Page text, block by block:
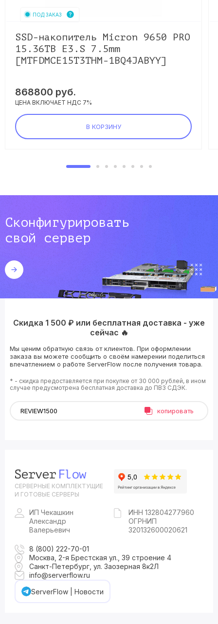
ПОД ЗАКАЗ
SSD-накопитель Micron 9650 PRO
15.36TB E3.S 7.5mm
[MTFDMCE15T3THM-1BQ4JABYY]
868800 руб.
ЦЕНА ВКЛЮЧАЕТ НДС 7%
В КОРЗИНУ
Сконфигурировать
свой сервер
Скидка 1 500 ₽ или бесплатная доставка - уже
сейчас 🔥
Мы ценим обратную связь от клиентов. При оформлении
заказа вы можете сообщить о своём намерении поделиться
впечатлением о работе ServerFlow после получения товара.
* - скидка предоставляется при покупке от 30 000 рублей, в ином
случае предусмотрена бесплатная доставка до ПВЗ СДЭК.
копировать
СЕРВЕРНЫЕ КОМПЛЕКТУЩИЕ
И ГОТОВЫЕ СЕРВЕРЫ
ИП Чекашкин
Александр
Валерьевич
ИНН 132804277960
ОГРНИП
320132600020621
8 (800) 222-70-01
Москва, 2-я Брестская ул., 39 строение 4
Санкт-Петербург, ул. Заозерная 8к2Л
info@serverflow.ru
ServerFlow | Новости